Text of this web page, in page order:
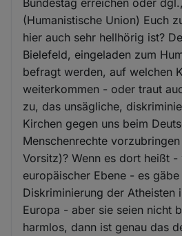
(Humanistische Union) Euch
hier auch sehr hellhörig ist?
Bielefeld, eingeladen zum
befragt werden, auf welchen
weiterkommen - oder traut
zu, das unsägliche,
Kirchen gegen uns beim
Menschenrechte
Vorsitz)? Wenn es dort heißt
europäischer Ebene - es
Diskriminierung der Atheisten
Europa - aber sie seien nicht
harmlos, dann ist genau das